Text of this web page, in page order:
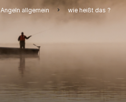
Angeln allgemein wie heißt das ?